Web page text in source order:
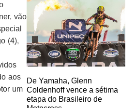
vão
(4),
aos
um
De Yamaha, Glenn
Coldenhoff vence a sétima
etapa do Brasileiro de